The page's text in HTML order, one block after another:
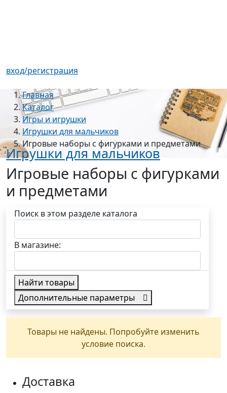
вход/регистрация
Главная
Каталог
Игры и игрушки
Игрушки для мальчиков
Игровые наборы с фигурками и предметами
Игрушки для мальчиков
Игровые наборы с фигурками
и предметами
Поиск в этом разделе каталога
В магазине:
Найти товары
Дополнительные параметры
Товары не найдены. Попробуйте изменить
условие поиска.
Доставка